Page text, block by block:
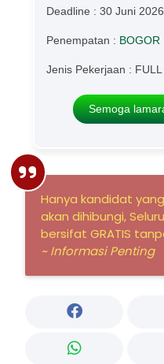
Deadline : 30 Juni 2026
Penempatan : BOGOR
Jenis Pekerjaan :
Semoga
Hanya kandidat
akan dihibungi,
bersifat GRATIS
~ Informasi Penting